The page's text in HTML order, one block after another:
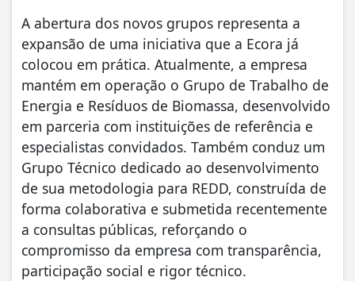
A abertura dos novos grupos representa a
expansão de uma iniciativa que a Ecora já
colocou em prática. Atualmente, a empresa
mantém em operação o Grupo de Trabalho de
Energia e Resíduos de Biomassa, desenvolvido
em parceria com instituições de referência e
especialistas convidados. Também conduz um
Grupo Técnico dedicado ao desenvolvimento
de sua metodologia para REDD, construída de
forma colaborativa e submetida recentemente
a consultas públicas, reforçando o
compromisso da empresa com transparência,
participação social e rigor técnico.